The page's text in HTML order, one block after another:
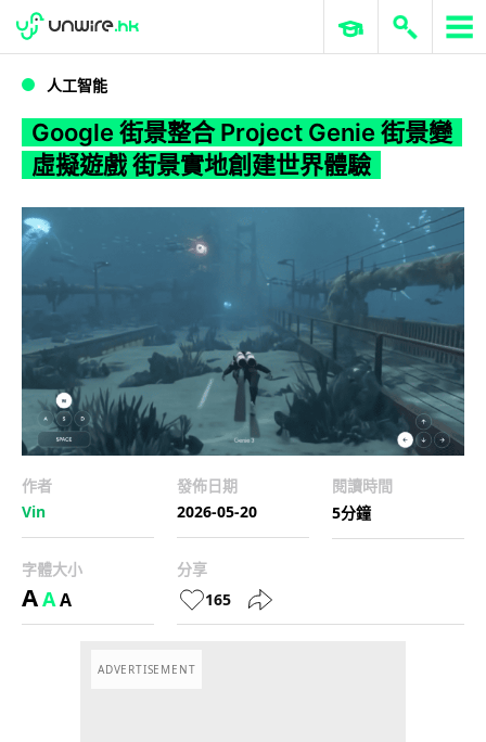
WWDC 2026 ERP 與商業 AI
人工智能
Google 街景整合 Project Genie 街景變
虛擬遊戲 街景實地創建世界體驗
作者
Vin
發佈日期
2026-05-20
閱讀時間
5分鐘
字體大小
AAA
分享
165
ADVERTISEMENT